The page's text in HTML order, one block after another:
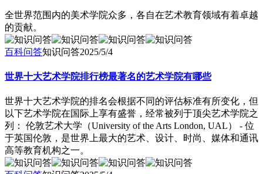
全世界范围内的美术学院众多，各自在艺术教育领域有着卓越
的贡献。
百科问答知识问答2025/5/4
世界十大艺术学院排行榜最著名的艺术学院有哪些
世界十大艺术学院的排名会根据不同的评估标准有所变化，但
以下艺术学院在国际上享有盛誉，经常被列于顶尖艺术学院之
列： 伦敦艺术大学（University of the Arts London, UAL） - 位
于英国伦敦，是世界上最大的艺术、设计、时尚、媒体和通讯
高等教育机构之一。